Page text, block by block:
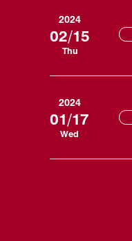
2024
02/15
Thu
2024
01/17
Wed